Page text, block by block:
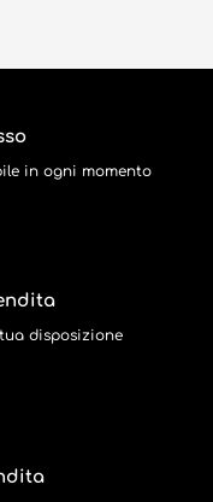
in ogni momento
disposizione